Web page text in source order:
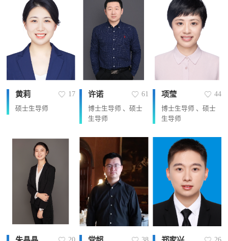
黄莉 17
硕士生导师
许诺 61
博士生导师 、硕士
生导师
项莹 44
博士生导师 、硕士
生导师